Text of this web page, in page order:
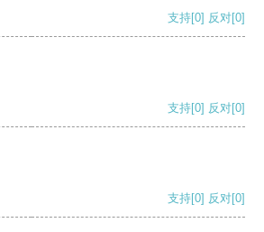
支持[0] 反对[0]
支持[0] 反对[0]
支持[0] 反对[0]